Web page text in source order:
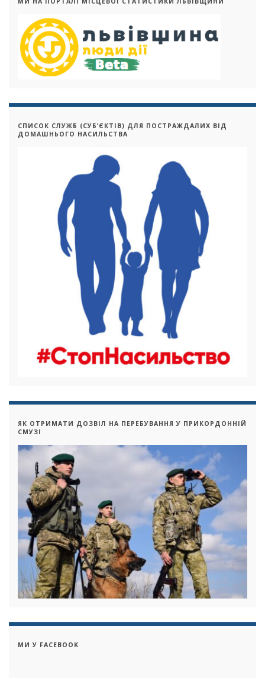
СПИСОК СЛУЖБ (СУБ’ЄКТІВ) ДЛЯ ПОСТРАЖДАЛИХ ВІД
ДОМАШНЬОГО НАСИЛЬСТВА
ЯК ОТРИМАТИ ДОЗВІЛ НА ПЕРЕБУВАННЯ У ПРИКОРДОННІЙ
СМУЗІ
МИ У FACEBOOK